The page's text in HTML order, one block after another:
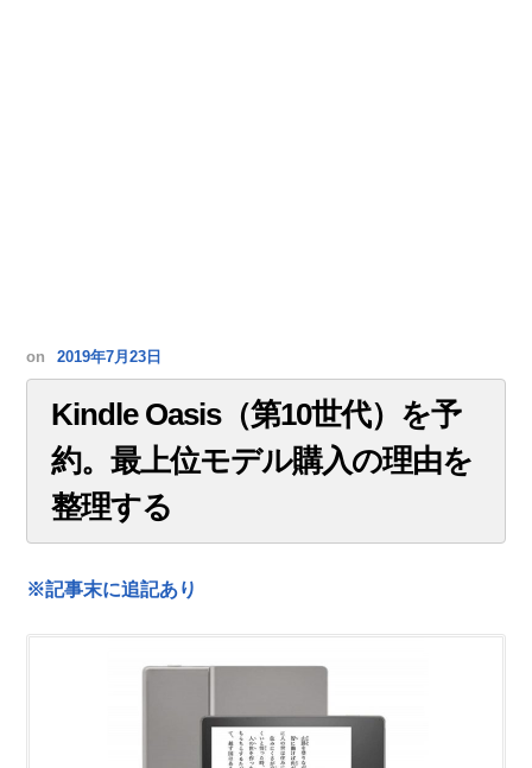
on 2019年7月23日
Kindle Oasis（第10世代）を予
約。最上位モデル購入の理由を
整理する
※記事末に追記あり